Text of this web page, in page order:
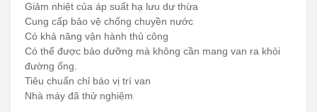
Giảm nhiệt của áp suất hạ lưu dư thừa
Cung cấp bảo vệ chống chuyền nước
Có khả năng vận hành thủ công
Có thể được bảo dưỡng mà không cần mang van ra khỏi
đường ống.
Tiêu chuẩn chỉ báo vị trí van
Nhà máy đã thử nghiệm